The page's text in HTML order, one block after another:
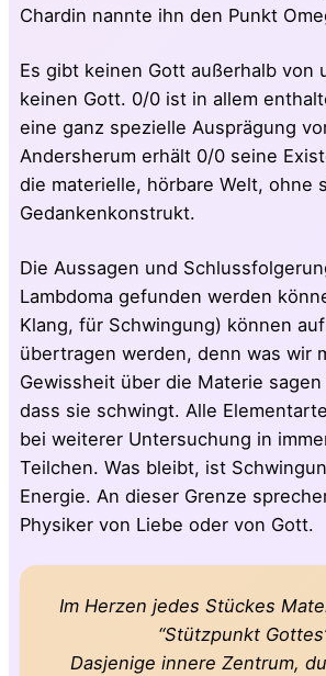
Chardin nannte ihn den Punkt
Es gibt keinen Gott außerhalb von
keinen Gott. 0/0 ist in allem
eine ganz spezielle Ausprägung
Andersherum erhält 0/0 seine
die materielle, hörbare Welt, ohne
Gedankenkonstrukt.
Die Aussagen und
Lambdoma gefunden werden
Klang, für Schwingung) können
übertragen werden, denn was wir
Gewissheit über die Materie
dass sie schwingt. Alle
bei weiterer Untersuchung in
Teilchen. Was bleibt, ist
Energie. An dieser Grenze
Physiker von Liebe oder von Gott.
Im Herzen jedes Stückes
“Stützpunkt
Dasjenige innere Zentrum,